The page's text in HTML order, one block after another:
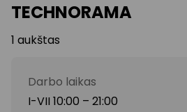
TECHNORAMA
1 aukštas
Darbo laikas
I-VII 10:00 – 21:00